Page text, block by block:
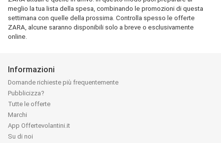
meglio la tua lista della spesa, combinando le promozioni di questa
settimana con quelle della prossima. Controlla spesso le offerte
ZARA, alcune saranno disponibili solo a breve o esclusivamente
online.
Informazioni
Domande richieste più frequentemente
Pubblicizza?
Tutte le offerte
Marchi
App Offertevolantini.it
Su di noi